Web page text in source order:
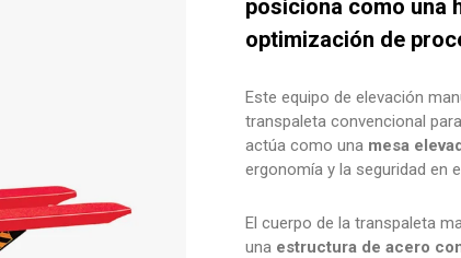
posiciona como una
optimización de
Este equipo de elevación
transpaleta convencional
actúa como una mesa
ergonomía y la seguridad en
El cuerpo de la transpaleta
una estructura de acero